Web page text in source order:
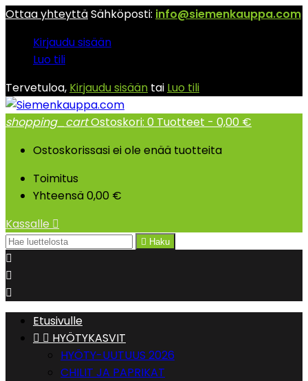
Ottaa yhteyttäSähköposti: info@siemenkauppa.com
Kirjaudu sisään
Luo tili
Tervetuloa, Kirjaudu sisään tai Luo tili
shopping_cartOstoskori: 0 Tuotteet - 0,00 €
Ostoskorissasi ei ole enää tuotteita
Toimitus
Yhteensä0,00 €
Kassalle 
 Haku



Etusivulle
  HYÖTYKASVIT
HYÖTY-UUTUUS 2026
CHILIT JA PAPRIKAT